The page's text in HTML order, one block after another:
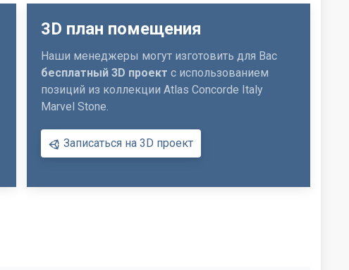
3D план помещения
Наши менеджеры могут изготовить для Вас
бесплатный 3D проект с использованием
позиций из коллекции Atlas Concorde Italy
Marvel Stone.
Записаться на 3D проект